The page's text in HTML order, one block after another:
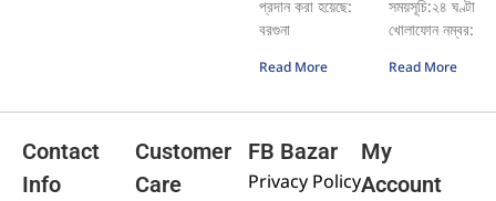
প্রদান করা হয়েছে:
বরগুনা
Read More
সময়সূচি:২৪ ঘণ্টা
খোলাফোন নম্বর:
Read More
Contact
Info
Customer
Care
FB Bazar
Privacy Policy
My
Account